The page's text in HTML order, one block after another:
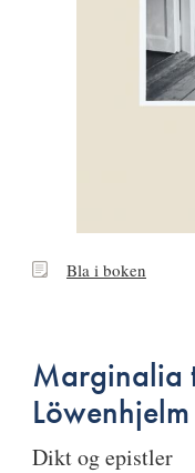
BlaBla i boken
Marginalia
dikt og epistler